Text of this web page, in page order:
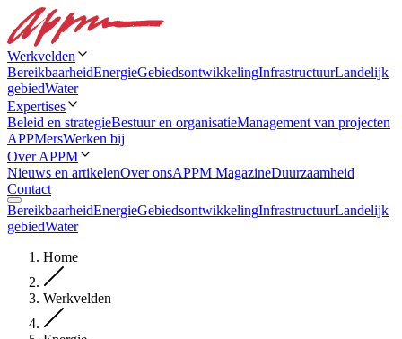
Werkvelden
BereikbaarheidEnergieGebiedsontwikkelingInfrastructuurLandelijk
gebiedWater
Expertises
Beleid en strategieBestuur en organisatieManagement van projecten
APPMersWerken bij
Over APPM
Nieuws en artikelenOver onsAPPM MagazineDuurzaamheid
Contact
BereikbaarheidEnergieGebiedsontwikkelingInfrastructuurLandelijk
gebiedWater
Home
Werkvelden